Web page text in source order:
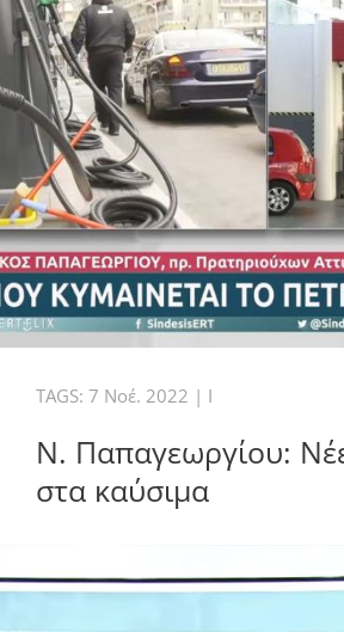
TAGS: 7 Νοέ. 2022 | I
Ν. Παπαγεωργίου:
στα καύσιμα